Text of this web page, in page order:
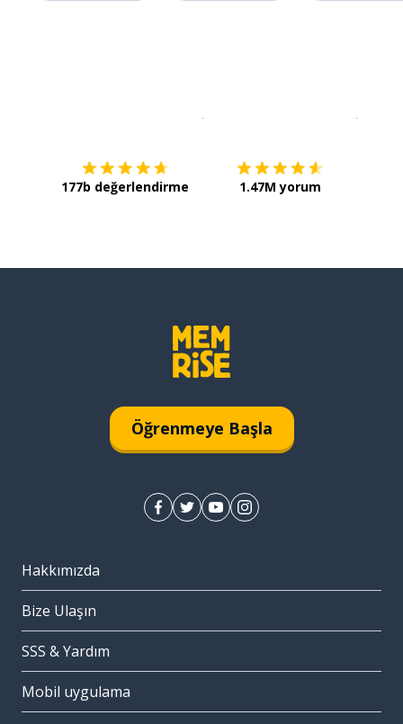
177b değerlendirme 1.47M yorum
Öğrenmeye Başla
Hakkımızda
Bize Ulaşın
SSS & Yardım
Mobil uygulama